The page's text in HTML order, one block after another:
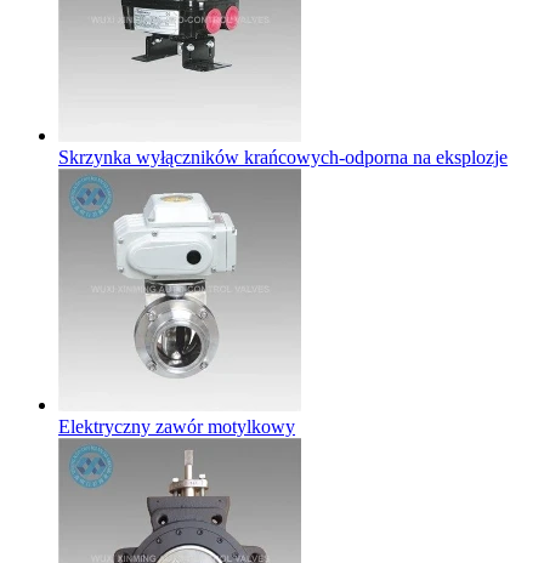
Skrzynka wyłączników krańcowych-odporna na eksplozje
Elektryczny zawór motylkowy